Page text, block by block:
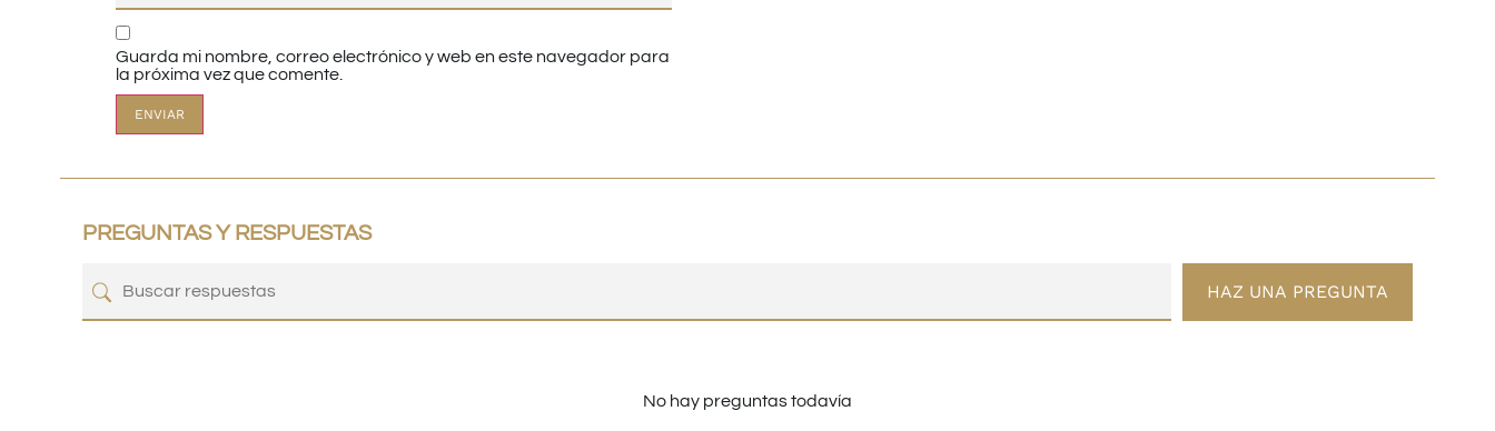
Guarda mi nombre, correo electrónico y web en este navegador para
la próxima vez que comente.
PREGUNTAS Y RESPUESTAS
HAZ UNA PREGUNTA
No hay preguntas todavía